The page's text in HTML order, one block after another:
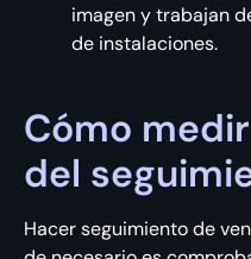
imagen y trabajan
de instalaciones.
Cómo
del
Hacer seguimiento de